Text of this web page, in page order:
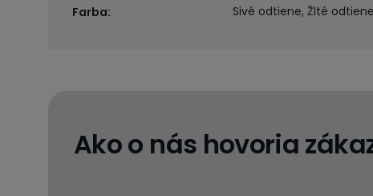
Farba: Sivé odtiene, Žlté odtiene
Ako o nás hovoria